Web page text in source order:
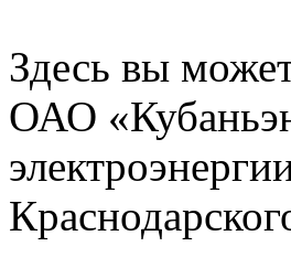
Здесь вы
ОАО